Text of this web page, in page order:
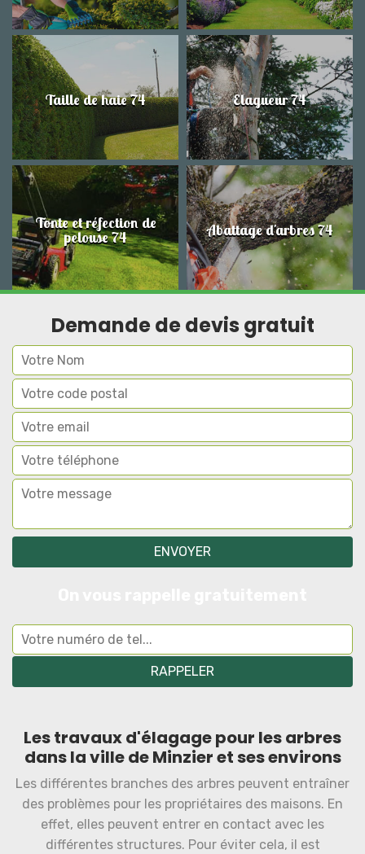
Taille de haie 74 Elagueur 74
Tonte et réfection de
pelouse 74 Abattage d'arbres 74
Demande de devis gratuit
Les travaux d'élagage pour les arbres
dans la ville de Minzier et ses environs
Les différentes branches des arbres peuvent entraîner
des problèmes pour les propriétaires des maisons. En
effet, elles peuvent entrer en contact avec les
différentes structures. Pour éviter cela, il est